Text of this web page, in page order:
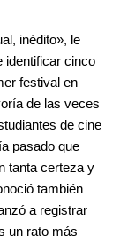
inédito», le
identificar cinco
festival en
de las veces
de cine
pasado que
tanta certeza y
también
a registrar
un rato más